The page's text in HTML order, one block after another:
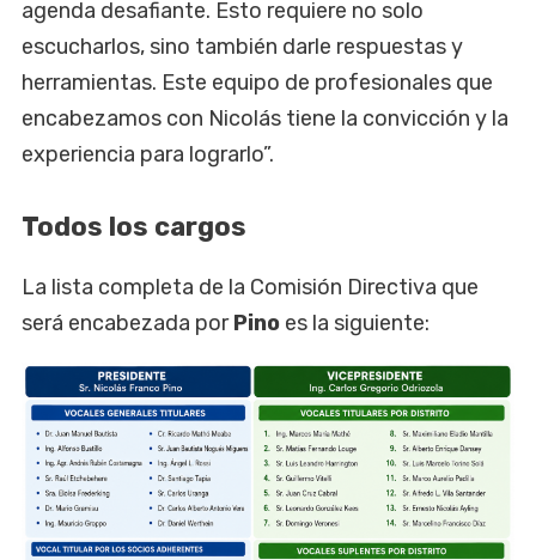
agenda desafiante. Esto requiere no solo
escucharlos, sino también darle respuestas y
herramientas. Este equipo de profesionales que
encabezamos con Nicolás tiene la convicción y la
experiencia para lograrlo”.
Todos los cargos
La lista completa de la Comisión Directiva que
será encabezada porPino es la siguiente: